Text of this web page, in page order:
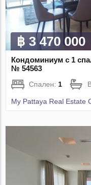
฿ 3 470 000
Кондоминиум с 1
№ 54563
Спален: 1
My Pattaya Real Estate